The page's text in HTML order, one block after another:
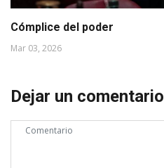
Cómplice del poder
Mar 03, 2026
Dejar un comentario